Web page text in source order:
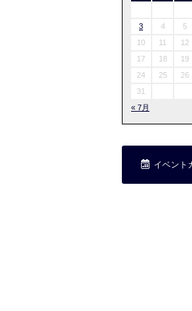
3
4 5
10
11 12
17
18 19
24
25 26
31
« 7月
イベント